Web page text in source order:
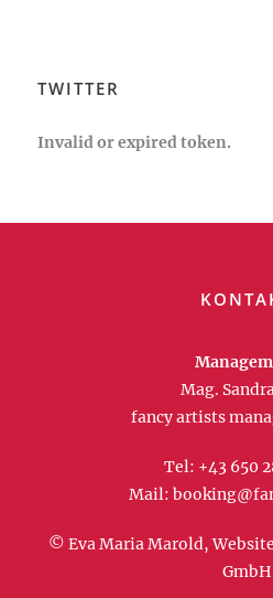
TWITTER
Invalid or expired token.
Mag.
fancy artists
Tel: +43 650
Mail:
© Eva Maria Marold,
GmbH